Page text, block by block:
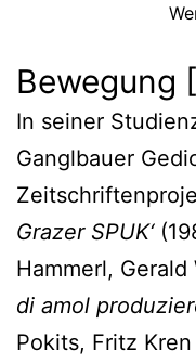
Bewegung
In seiner
Ganglbauer
Grazer SPUK‘
Hammerl,
di amol
Pokits, Fritz